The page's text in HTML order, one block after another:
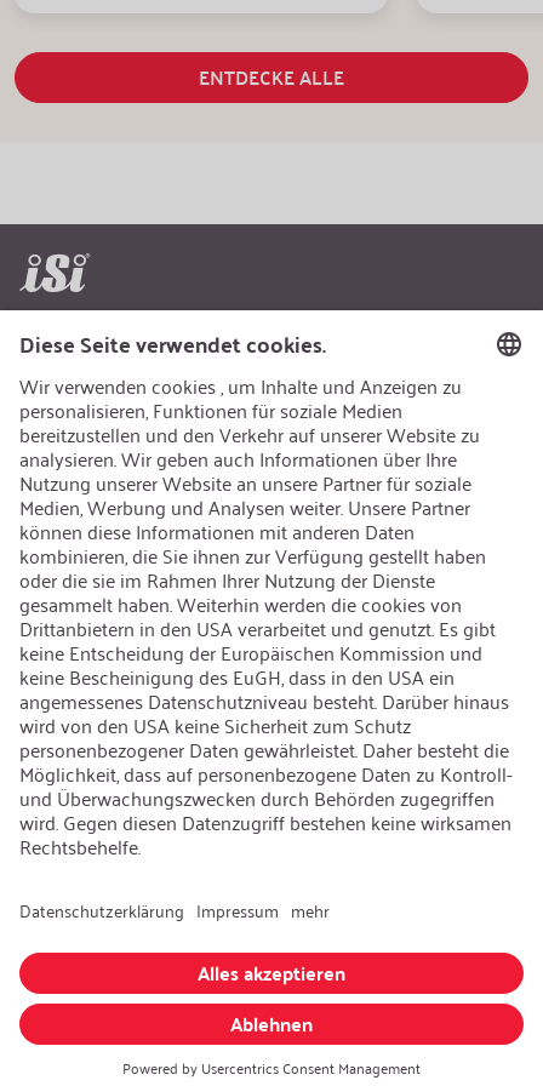
ENTDECKE ALLE
AEB/CoC
Nachhaltigkeit
Recycling
Nachhaltigkeit
Karriere
Offene Jobs
Kontakt
iSi Group
Produktkatalog
Garantieerweiterung
Unternehmenspolitik
Hinweisgebersystem
Code of Conduct
Sprache ändern: Deutsch
Besuchen Sie uns auch auf:
Datenschutzerklärung | Impressum